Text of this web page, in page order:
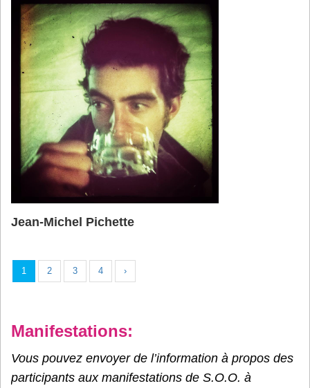
Jean-Michel Pichette
1 2 3 4 ›
Manifestations:
Vous pouvez envoyer de l’information à propos des
participants aux manifestations de S.O.O. à